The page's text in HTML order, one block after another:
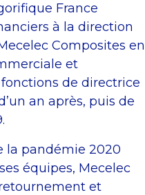
France
à la direction
Composites en
et
de directrice
an après, puis de
la pandémie 2020
équipes, Mecelec
et